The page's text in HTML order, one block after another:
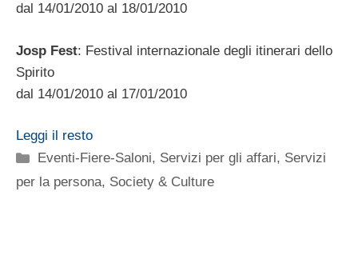
dal 14/01/2010 al 18/01/2010
Josp Fest: Festival internazionale degli itinerari dello
Spirito
dal 14/01/2010 al 17/01/2010
Leggi il resto
Categorie
Eventi-Fiere-Saloni, Servizi per gli affari, Servizi
per la persona, Society & Culture